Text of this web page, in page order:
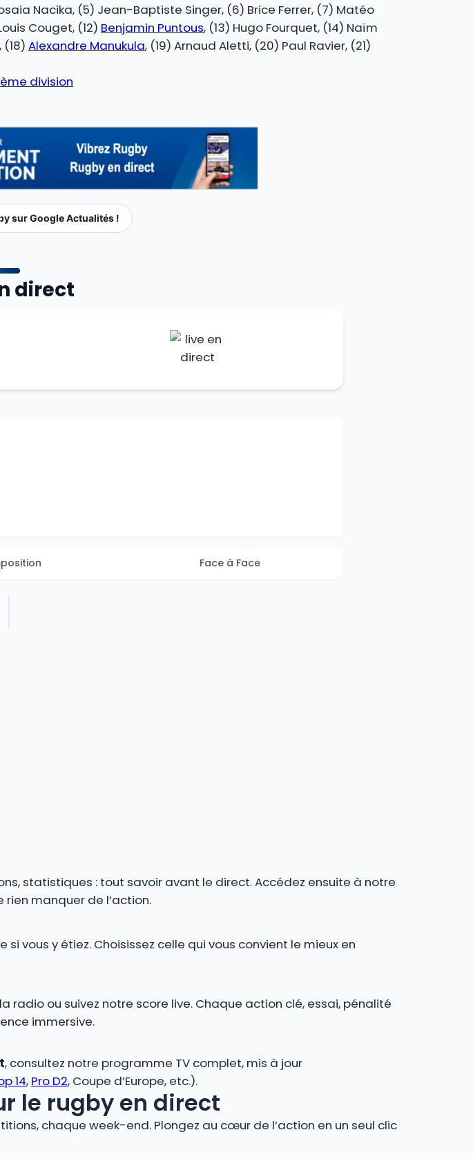
Nacika, (5) Jean-Baptiste Singer, (6) Brice Ferrer, (7) Matéo
Couget, (12) Benjamin Puntous, (13) Hugo Fourquet, (14) Naïm
(18) Alexandre Manukula, (19) Arnaud Aletti, (20) Paul Ravier, (21)
division
sur Google Actualités !
direct
Face à Face
statistiques : tout savoir avant le direct. Accédez ensuite à notre
manquer de l’action.
vous y étiez. Choisissez celle qui vous convient le mieux en
radio ou suivez notre score live. Chaque action clé, essai, pénalité
immersive.
, consultez notre programme TV complet, mis à jour
14, Pro D2, Coupe d’Europe, etc.).
le rugby en direct
chaque week-end. Plongez au cœur de l’action en un seul clic